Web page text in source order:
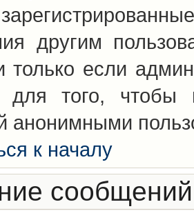
другим
если
для того, чтобы
анонимными
к началу
сообщений